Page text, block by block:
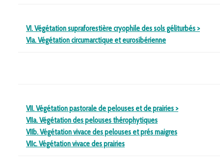
VI. Végétation supraforestière cryophile des sols géliturbés >
VIa. Végétation circumarctique et eurosibérienne
VII. Végétation pastorale de pelouses et de prairies >
VIIa. Végétation des pelouses thérophytiques
VIIb. Végétation vivace des pelouses et prés maigres
VIIc.Végétation vivace des prairies